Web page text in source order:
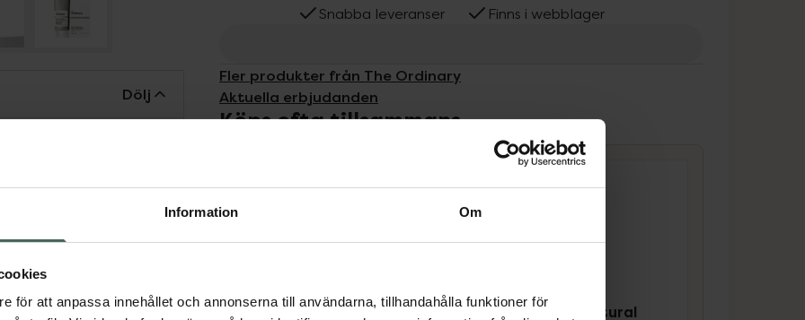
Information Om
för att anpassa innehållet och annonserna till användarna, tillhandahålla funktioner för
Snabba leveranser Finns i webblager
Fler produkter från The Ordinary
Aktuella erbjudanden
Köps ofta tillsammans
The Ordinary Natural
4.8 av 5 i omdöme
The Ordinary Natural
Dölj
en lätt ansiktskräm
dagen efter bara en
fuktgivande faktorer,
stärka hudbarriären.
lämplig för alla
av sin lätta
hud.